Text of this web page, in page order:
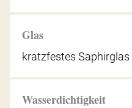
Glas
kratzfestes Saphirglas
Wasserdichtigkeit